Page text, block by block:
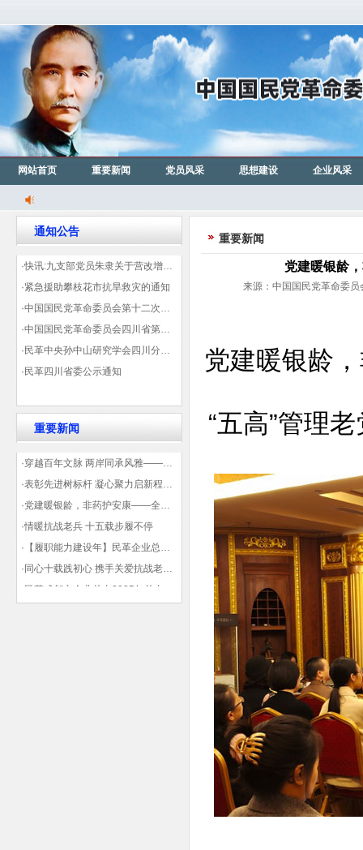
网站首页 重要新闻 党员风采 思想建设 企业风采
通知公告
·快讯:九支部党员朱隶关于营改增信息宣传力度的建议那篇已被省政协采用
·紧急援助攀枝花市抗旱救灾的通知
·中国国民党革命委员会第十二次全国代表大会代表登记表（下载）
·中国国民党革命委员会四川省第十一次代表大会代表登记表（下载）
·民革中央孙中山研究学会四川分会领导机构及成员名单
·民革四川省委公示通知
重要新闻
·穿越百年文脉 两岸同承风雅——民革四川省委会“中山天府大讲堂”第三讲在蓉举办
·表彰先进树标杆 凝心聚力启新程——民革企业总支部参加2025年度先进表彰大会有感
·党建暖银龄，非药护安康——全球健康公益大讲堂温情纪实
·情暖抗战老兵 十五载步履不停
·【履职能力建设年】民革企业总支部联合多地民革基层组织发起“夏日送清凉”活动 致敬“乡镇美容师”
·同心十载践初心 携手关爱抗战老兵——民革企业总支部 十年帮扶抗战老兵工作纪实
重要新闻
党建暖银龄
来源：中国国民党革命委
党建暖银龄
“五高”管理老